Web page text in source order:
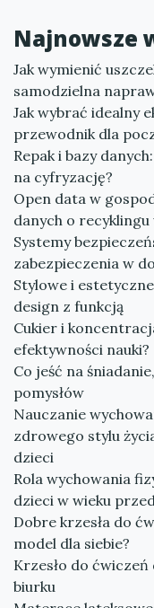
Najnowsze
Jak wymienić
samodzielna
Jak wybrać idealny
przewodnik dla
Repak i bazy
na cyfryzację?
Open data w
danych o
Systemy
zabezpieczenia w
Stylowe i
design z funkcją
Cukier i
efektywności nauki?
Co jeść na
pomysłów
Nauczanie
zdrowego stylu
dzieci
Rola wychowania
dzieci w wieku
Dobre krzesła do
model dla siebie?
Krzesło do
biurku